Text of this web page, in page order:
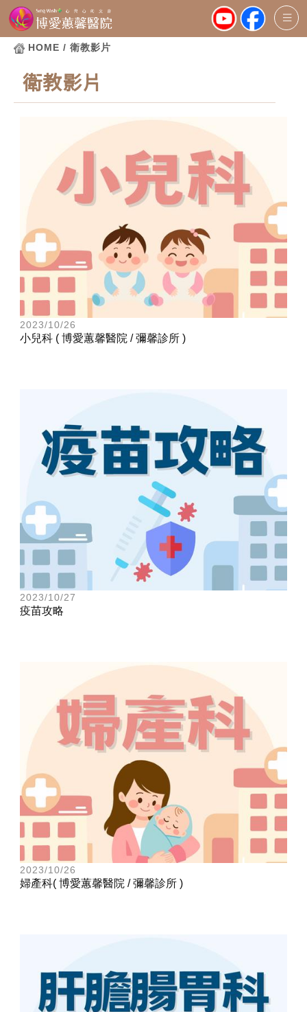
HOME / 衛教影片
衛教影片
2023/10/26
小兒科 ( 博愛蕙馨醫院 / 彌馨診所 )
2023/10/27
疫苗攻略
2023/10/26
婦產科( 博愛蕙馨醫院 / 彌馨診所 )